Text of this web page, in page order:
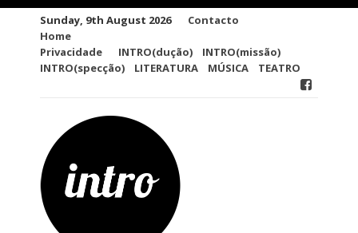
Sunday, 9th August 2026
Contacto
Home
Privacidade
INTRO(dução)
INTRO(missão)
INTRO(specção)
LITERATURA MÚSICA TEATRO